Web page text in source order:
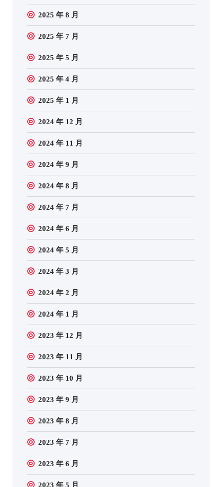
2025 年 8 月
2025 年 7 月
2025 年 5 月
2025 年 4 月
2025 年 1 月
2024 年 12 月
2024 年 11 月
2024 年 9 月
2024 年 8 月
2024 年 7 月
2024 年 6 月
2024 年 5 月
2024 年 3 月
2024 年 2 月
2024 年 1 月
2023 年 12 月
2023 年 11 月
2023 年 10 月
2023 年 9 月
2023 年 8 月
2023 年 7 月
2023 年 6 月
2023 年 5 月